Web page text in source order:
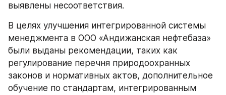
выявлены несоответствия.
В целях улучшения интегрированной системы
менеджмента в ООО «Андижанская нефтебаза»
были выданы рекомендации, таких как
регулирование перечня природоохранных
законов и нормативных актов, дополнительное
обучение по стандартам, интегрированным